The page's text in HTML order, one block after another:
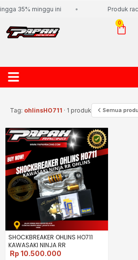
35% minggu ini Produk
0
Tag: ohlinsHO711 · 1 produk Semua
SHOCKBREAKER OHLINS HO711
KAWASAKI NINJA RR
Rp 10.500.000